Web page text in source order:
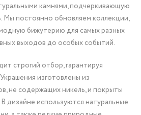
камнями, подчеркивающую
Мы постоянно обновляем коллекции,
бижутерию для самых разных
выходов до особых событий.
строгий отбор, гарантируя
изготовлены из
не содержащих никель, и покрыты
дизайне используются натуральные